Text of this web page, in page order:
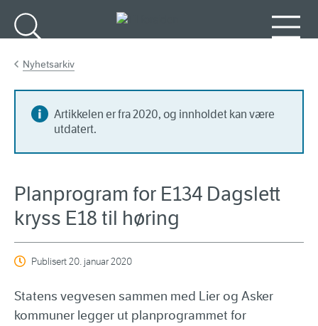
Nyhetsarkiv
Artikkelen er fra 2020, og innholdet kan være
utdatert.
Planprogram for E134 Dagslett
kryss E18 til høring
Publisert20. januar 2020
Statens vegvesen sammen med Lier og Asker
kommuner legger ut planprogrammet for